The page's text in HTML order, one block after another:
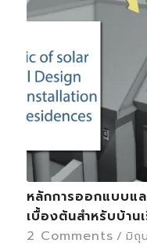
หลักการออกแบบแ
เบื้องต้นสำหรับบ้าน
2 Comments / มิถุ